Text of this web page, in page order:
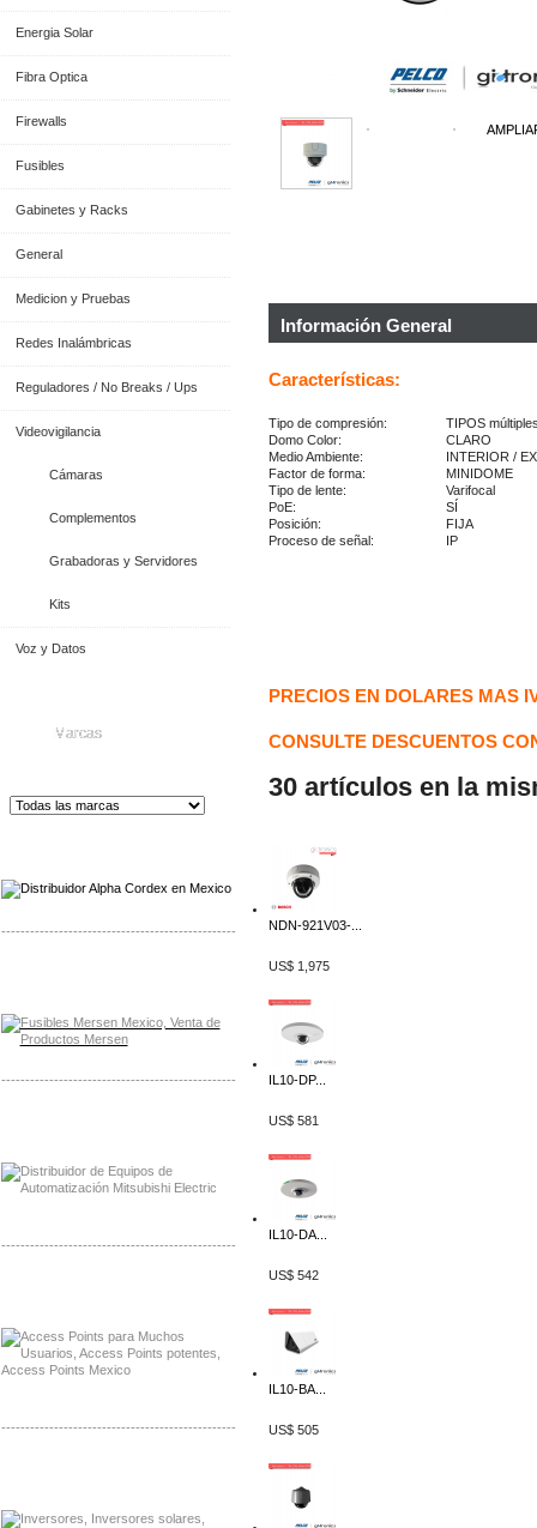
Energia Solar
Fibra Optica
Firewalls
Fusibles
Gabinetes y Racks
General
Medicion y Pruebas
Redes Inalámbricas
Reguladores / No Breaks / Ups
Videovigilancia
Cámaras
Complementos
Grabadoras y Servidores
Kits
Voz y Datos
Marcas
-------------------------------------------------
-------------------------------------------------
-------------------------------------------------
-------------------------------------------------
Información General
Características:
Tipo de compresión:
TIPOS
Domo Color: CLARO
Medio Ambiente:
INTERIOR /
Factor de forma:
MINIDOME
Tipo de lente:
Varifocal
PoE:
SÍ
Posición:
FIJA
Proceso de señal:
IP
PRECIOS EN DOLARES MAS
CONSULTE DESCUENTOS
30 artículos en la
NDN-921V03-...
US$ 1,975
IL10-DP...
US$ 581
IL10-DA...
US$ 542
IL10-BA...
US$ 505